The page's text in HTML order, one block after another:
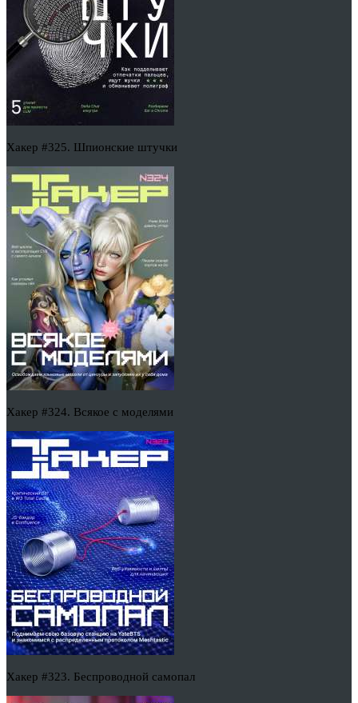
Хакер #325. Шпионские штучки
Хакер #324. Всякое с моделями
Хакер #323. Беспроводной самопал